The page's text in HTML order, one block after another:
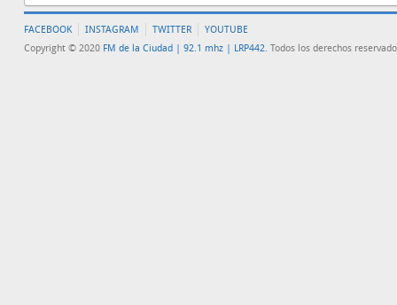
FACEBOOK INSTAGRAM TWITTER
YOUTUBE
Copyright © 2020 FM de la Ciudad | 92.1 mhz | LRP442. Todos los derechos